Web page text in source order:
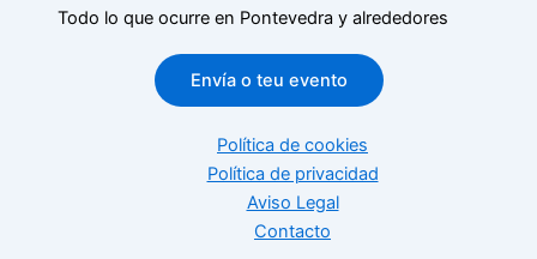
Todo lo que ocurre en Pontevedra y alrededores
Envía o teu evento
Política de cookies
Política de privacidad
Aviso Legal
Contacto